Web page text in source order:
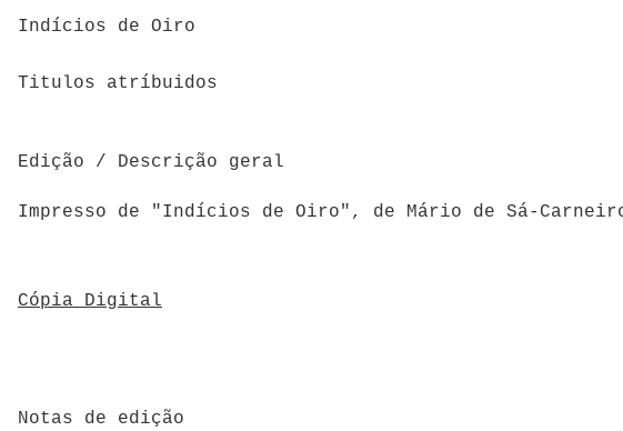
Indícios de Oiro
Titulos atríbuidos
Edição / Descrição geral
Impresso de "Indícios de Oiro", de Mário de Sá-
Cópia Digital
Notas de edição